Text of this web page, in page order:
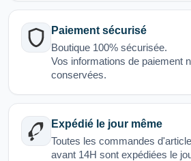
Paiement sécurisé
Boutique 100% sécurisée.
Vos informations de paiement
conservées.
Expédié le jour même
Toutes les commandes
avant 14H sont expédiées le